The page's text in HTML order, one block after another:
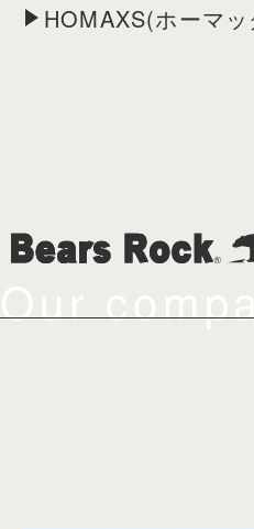
HOMAXS(ホーマッ
Our